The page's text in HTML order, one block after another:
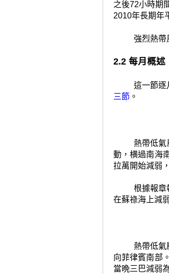
之後72小時期
2010年長期年
強烈熱帶
2.2 每月概述
這一節逐
三節 。
熱帶低氣
動，横過南海
拉萬開始減弱
根據報章
在蘇祿海上減
熱帶低氣
向菲律賓南部
當晩三巴減弱